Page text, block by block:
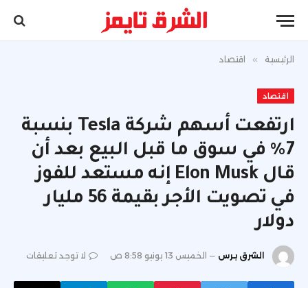
الرئيسية » اقتصاد
اقتصاد
ارتفعت أسهم شركة Tesla بنسبة
7٪ في سوق ما قبل البيع بعد أن
قال Elon Musk إنه مستعد للفوز
في تصويت الأجر بقيمة 56 مليار
دولار
الشرق برس الخميس 13 يونيو 8:58 ص لا توجد تعليقات